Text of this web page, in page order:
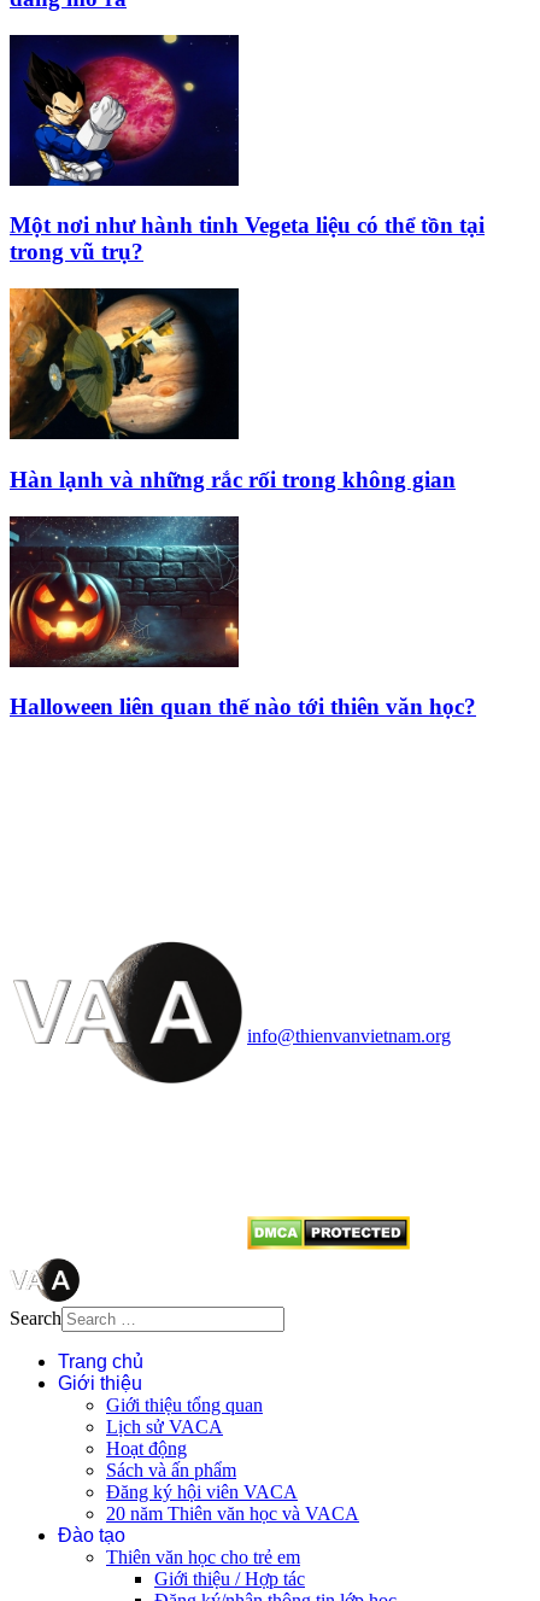
Một nơi như hành tinh Vegeta liệu có thể tồn tại
trong vũ trụ?
Hàn lạnh và những rắc rối trong không gian
Halloween liên quan thế nào tới thiên văn học?
info@thienvanvietnam.org
Search
Trang chủ
Giới thiệu
Giới thiệu tổng quan
Lịch sử VACA
Hoạt động
Sách và ấn phẩm
Đăng ký hội viên VACA
20 năm Thiên văn học và VACA
Đào tạo
Thiên văn học cho trẻ em
Giới thiệu / Hợp tác